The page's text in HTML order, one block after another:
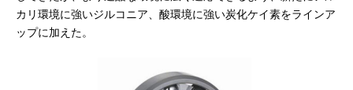
カリ環境に強いジルコニア、酸環境に強い炭化ケイ素をラインア
ップに加えた。